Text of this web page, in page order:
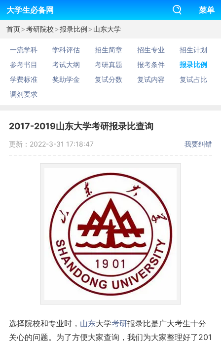
大学生必备网 菜单
首页>考研院校>报录比例>山东大学
一流学科 学科评估 招生简章 招生专业
招生计划
参考书目
考试大纲 考研真题 报考条件
报录比例
学费标准
奖助学金 复试分数 复试内容
复试占比
调剂要求
2017-2019山东大学考研报录比查询
更新：2022-3-31 17:18:47 我要纠错
选择院校和专业时， 山东大学考研报录比是广大考生十分
关心的问题。为了方便大家查询，我们为大家整理好了201